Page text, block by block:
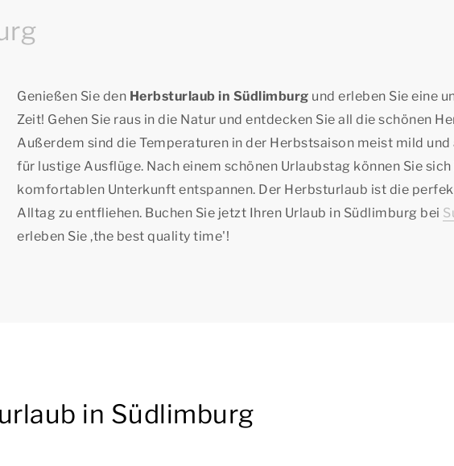
Genießen Sie den Herbsturlaub in Südlimburg und erleben Sie eine
Zeit! Gehen Sie raus in die Natur und entdecken Sie all die schönen
Außerdem sind die Temperaturen in der Herbstsaison meist mild und
für lustige Ausflüge. Nach einem schönen Urlaubstag können Sie
komfortablen Unterkunft entspannen. Der Herbsturlaub ist die
Alltag zu entfliehen. Buchen Sie jetzt Ihren Urlaub in Südlimburg bei
erleben Sie ,the best quality time'!
in Südlimburg